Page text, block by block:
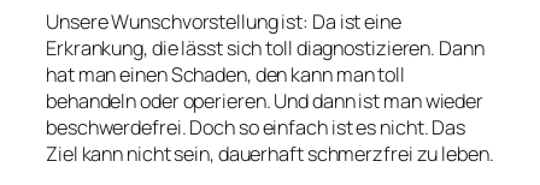
Unsere Wunschvorstellung ist: Da ist eine
Erkrankung, die lässt sich toll diagnostizieren. Dann
hat man einen Schaden, den kann man toll
behandeln oder operieren. Und dann ist man wieder
beschwerdefrei. Doch so einfach ist es nicht. Das
Ziel kann nicht sein, dauerhaft schmerzfrei zu leben.